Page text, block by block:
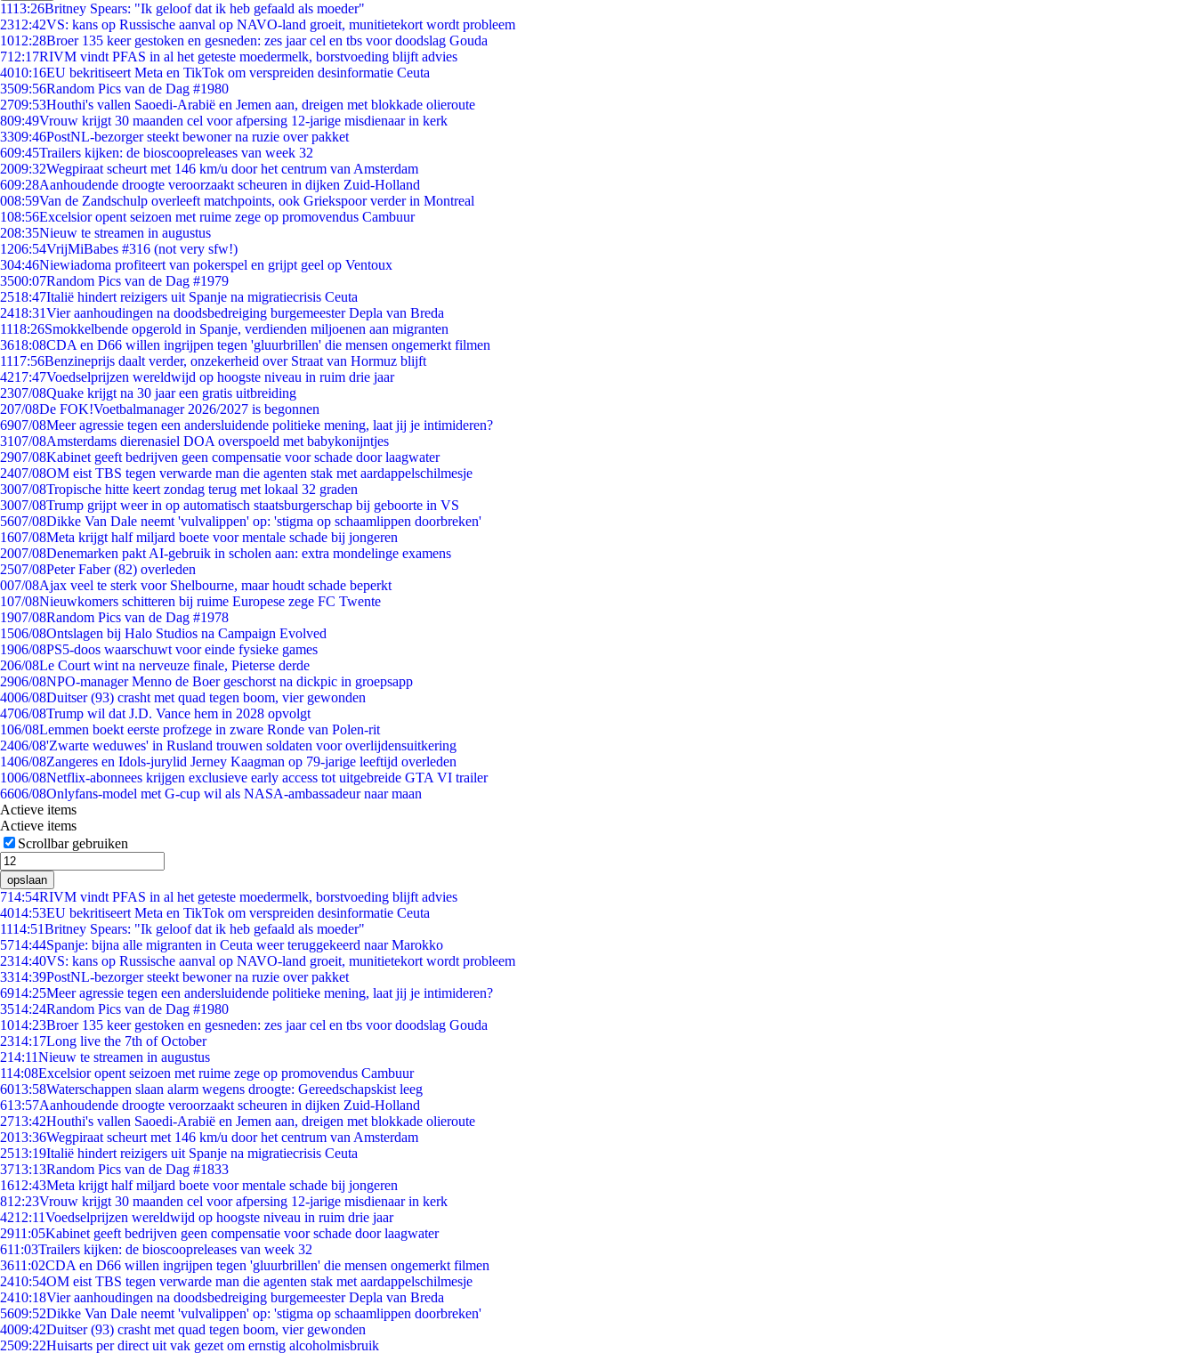
1113:26Britney Spears: "Ik geloof dat ik heb gefaald als moeder"
2312:42VS: kans op Russische aanval op NAVO-land groeit, munitietekort wordt probleem
1012:28Broer 135 keer gestoken en gesneden: zes jaar cel en tbs voor doodslag Gouda
712:17RIVM vindt PFAS in al het geteste moedermelk, borstvoeding blijft advies
4010:16EU bekritiseert Meta en TikTok om verspreiden desinformatie Ceuta
3509:56Random Pics van de Dag #1980
2709:53Houthi's vallen Saoedi-Arabië en Jemen aan, dreigen met blokkade olieroute
809:49Vrouw krijgt 30 maanden cel voor afpersing 12-jarige misdienaar in kerk
3309:46PostNL-bezorger steekt bewoner na ruzie over pakket
609:45Trailers kijken: de bioscoopreleases van week 32
2009:32Wegpiraat scheurt met 146 km/u door het centrum van Amsterdam
609:28Aanhoudende droogte veroorzaakt scheuren in dijken Zuid-Holland
008:59Van de Zandschulp overleeft matchpoints, ook Griekspoor verder in Montreal
108:56Excelsior opent seizoen met ruime zege op promovendus Cambuur
208:35Nieuw te streamen in augustus
1206:54VrijMiBabes #316 (not very sfw!)
304:46Niewiadoma profiteert van pokerspel en grijpt geel op Ventoux
3500:07Random Pics van de Dag #1979
2518:47Italië hindert reizigers uit Spanje na migratiecrisis Ceuta
2418:31Vier aanhoudingen na doodsbedreiging burgemeester Depla van Breda
1118:26Smokkelbende opgerold in Spanje, verdienden miljoenen aan migranten
3618:08CDA en D66 willen ingrijpen tegen 'gluurbrillen' die mensen ongemerkt filmen
1117:56Benzineprijs daalt verder, onzekerheid over Straat van Hormuz blijft
4217:47Voedselprijzen wereldwijd op hoogste niveau in ruim drie jaar
2307/08Quake krijgt na 30 jaar een gratis uitbreiding
207/08De FOK!Voetbalmanager 2026/2027 is begonnen
6907/08Meer agressie tegen een andersluidende politieke mening, laat jij je intimideren?
3107/08Amsterdams dierenasiel DOA overspoeld met babykonijntjes
2907/08Kabinet geeft bedrijven geen compensatie voor schade door laagwater
2407/08OM eist TBS tegen verwarde man die agenten stak met aardappelschilmesje
3007/08Tropische hitte keert zondag terug met lokaal 32 graden
3007/08Trump grijpt weer in op automatisch staatsburgerschap bij geboorte in VS
5607/08Dikke Van Dale neemt 'vulvalippen' op: 'stigma op schaamlippen doorbreken'
1607/08Meta krijgt half miljard boete voor mentale schade bij jongeren
2007/08Denemarken pakt AI-gebruik in scholen aan: extra mondelinge examens
2507/08Peter Faber (82) overleden
007/08Ajax veel te sterk voor Shelbourne, maar houdt schade beperkt
107/08Nieuwkomers schitteren bij ruime Europese zege FC Twente
1907/08Random Pics van de Dag #1978
1506/08Ontslagen bij Halo Studios na Campaign Evolved
1906/08PS5-doos waarschuwt voor einde fysieke games
206/08Le Court wint na nerveuze finale, Pieterse derde
2906/08NPO-manager Menno de Boer geschorst na dickpic in groepsapp
4006/08Duitser (93) crasht met quad tegen boom, vier gewonden
4706/08Trump wil dat J.D. Vance hem in 2028 opvolgt
106/08Lemmen boekt eerste profzege in zware Ronde van Polen-rit
2406/08'Zwarte weduwes' in Rusland trouwen soldaten voor overlijdensuitkering
1406/08Zangeres en Idols-jurylid Jerney Kaagman op 79-jarige leeftijd overleden
1006/08Netflix-abonnees krijgen exclusieve early access tot uitgebreide GTA VI trailer
6606/08Onlyfans-model met G-cup wil als NASA-ambassadeur naar maan
Actieve items
Actieve items
Scrollbar gebruiken
opslaan
714:54RIVM vindt PFAS in al het geteste moedermelk, borstvoeding blijft advies
4014:53EU bekritiseert Meta en TikTok om verspreiden desinformatie Ceuta
1114:51Britney Spears: "Ik geloof dat ik heb gefaald als moeder"
5714:44Spanje: bijna alle migranten in Ceuta weer teruggekeerd naar Marokko
2314:40VS: kans op Russische aanval op NAVO-land groeit, munitietekort wordt probleem
3314:39PostNL-bezorger steekt bewoner na ruzie over pakket
6914:25Meer agressie tegen een andersluidende politieke mening, laat jij je intimideren?
3514:24Random Pics van de Dag #1980
1014:23Broer 135 keer gestoken en gesneden: zes jaar cel en tbs voor doodslag Gouda
2314:17Long live the 7th of October
214:11Nieuw te streamen in augustus
114:08Excelsior opent seizoen met ruime zege op promovendus Cambuur
6013:58Waterschappen slaan alarm wegens droogte: Gereedschapskist leeg
613:57Aanhoudende droogte veroorzaakt scheuren in dijken Zuid-Holland
2713:42Houthi's vallen Saoedi-Arabië en Jemen aan, dreigen met blokkade olieroute
2013:36Wegpiraat scheurt met 146 km/u door het centrum van Amsterdam
2513:19Italië hindert reizigers uit Spanje na migratiecrisis Ceuta
3713:13Random Pics van de Dag #1833
1612:43Meta krijgt half miljard boete voor mentale schade bij jongeren
812:23Vrouw krijgt 30 maanden cel voor afpersing 12-jarige misdienaar in kerk
4212:11Voedselprijzen wereldwijd op hoogste niveau in ruim drie jaar
2911:05Kabinet geeft bedrijven geen compensatie voor schade door laagwater
611:03Trailers kijken: de bioscoopreleases van week 32
3611:02CDA en D66 willen ingrijpen tegen 'gluurbrillen' die mensen ongemerkt filmen
2410:54OM eist TBS tegen verwarde man die agenten stak met aardappelschilmesje
2410:18Vier aanhoudingen na doodsbedreiging burgemeester Depla van Breda
5609:52Dikke Van Dale neemt 'vulvalippen' op: 'stigma op schaamlippen doorbreken'
4009:42Duitser (93) crasht met quad tegen boom, vier gewonden
2509:22Huisarts per direct uit vak gezet om ernstig alcoholmisbruik